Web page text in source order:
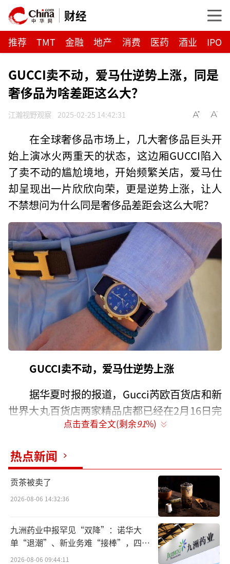
财经
推荐 TMT 金融 地产 消费 医药 酒业 IPO
GUCCI卖不动，爱马仕逆势上涨，同是
奢侈品为啥差距这么大？
江瀚视野观察 2025-02-25 14:42:31
在全球奢侈品市场上，几大奢侈品巨头开
始上演冰火两重天的状态，这边厢GUCCI陷入
了卖不动的尴尬境地，开始频繁关店，爱马仕
却呈现出一片欣欣向荣，更是逆势上涨，让人
不禁想问为什么同是奢侈品差距会这么大呢？
GUCCI卖不动，爱马仕逆势上涨
据华夏时报的报道，Gucci芮欧百货店和新
世界大丸百货店两家精品店都已经在2月16日完
成最后一天营业后闭店。目前Gucci在上海市区
广场、上海ifc国金中心商场、前滩太古里、港
汇恒隆广场、iapm、ITC以及虹桥机场。
门店收缩动作，也是品牌业绩低迷的一种
体现。2月11日，开云集团发布2024年全年财
报，数据显示集团全年营收为171.94亿欧元，
同比下降12%；归属于集团的净利润为11.33亿
点击查看全文(剩余91%)
热点新闻
贡茶被卖了
2026-08-06 14:32:36
九洲药业中报罕见“双降”：诺华大
单“退潮”、新业务难“接棒”，四大
难关待闯
2026-08-06 09:44:11